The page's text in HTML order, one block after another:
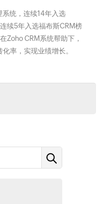
系统，连续14年入选
续5年入选福布斯CRM榜
Zoho CRM系统帮助下，
率，实现业绩增长。